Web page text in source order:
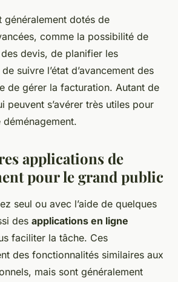
généralement dotés de
comme la possibilité de
devis, de planifier les
suivre l’état d’avancement des
de gérer la facturation. Autant de
peuvent s’avérer très utiles pour
applications de
pour le grand public
seul ou avec l’aide de quelques
des applications en ligne
faciliter la tâche. Ces
des fonctionnalités similaires aux
mais sont généralement